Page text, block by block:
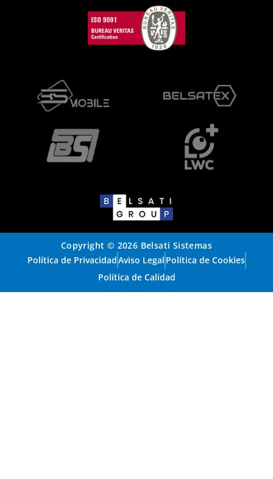
Copyright © 2026 Belsati Sistemas
Política de PrivacidadAviso Legal Política de Cookies
Política de Calidad